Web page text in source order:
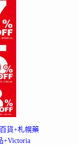
貨+札幌藥
+Victoria